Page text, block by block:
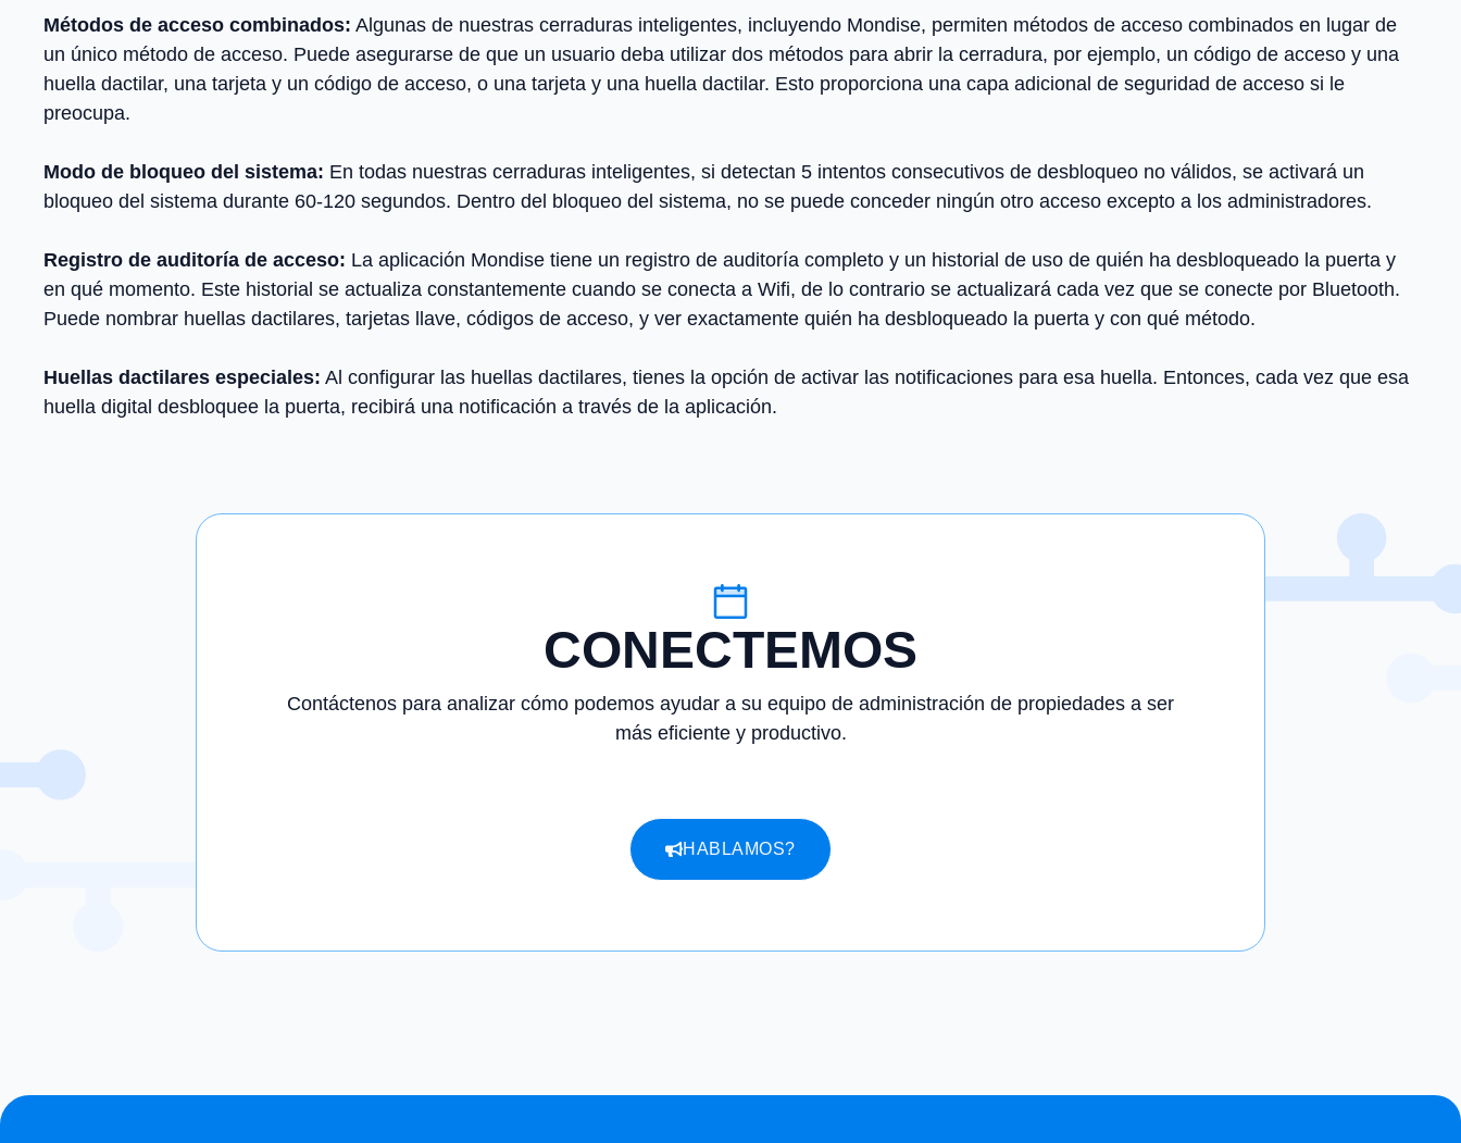
Métodos de acceso combinados: Algunas de nuestras cerraduras inteligentes, incluyendo Mondise, permiten métodos de acceso combinados en lugar de
un único método de acceso. Puede asegurarse de que un usuario deba utilizar dos métodos para abrir la cerradura, por ejemplo, un código de acceso y una
huella dactilar, una tarjeta y un código de acceso, o una tarjeta y una huella dactilar. Esto proporciona una capa adicional de seguridad de acceso si le
preocupa.
Modo de bloqueo del sistema: En todas nuestras cerraduras inteligentes, si detectan 5 intentos consecutivos de desbloqueo no válidos, se activará un
bloqueo del sistema durante 60-120 segundos. Dentro del bloqueo del sistema, no se puede conceder ningún otro acceso excepto a los administradores.
Registro de auditoría de acceso: La aplicación Mondise tiene un registro de auditoría completo y un historial de uso de quién ha desbloqueado la puerta y
en qué momento. Este historial se actualiza constantemente cuando se conecta a Wifi, de lo contrario se actualizará cada vez que se conecte por Bluetooth.
Puede nombrar huellas dactilares, tarjetas llave, códigos de acceso, y ver exactamente quién ha desbloqueado la puerta y con qué método.
Huellas dactilares especiales: Al configurar las huellas dactilares, tienes la opción de activar las notificaciones para esa huella. Entonces, cada vez que esa
huella digital desbloquee la puerta, recibirá una notificación a través de la aplicación.
CONECTEMOS
Contáctenos para analizar cómo podemos ayudar a su equipo de administración de propiedades a ser
más eficiente y productivo.
HABLAMOS?